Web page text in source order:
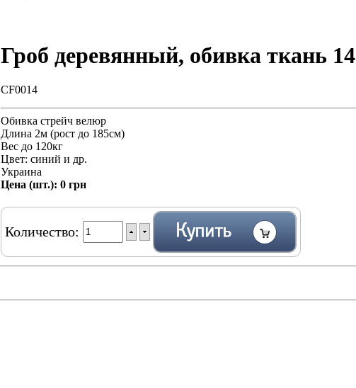
Гроб деревянный, обивка ткань 14
CF0014
Обивка стрейч велюр
Длина 2м (рост до 185см)
Вес до 120кг
Цвет: синий и др.
Украина
Цена (шт.): 0 грн
Количество: